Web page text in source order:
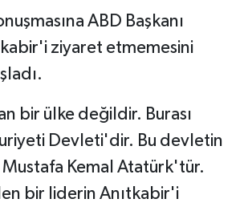
ABD Başkanı
ziyaret etmemesini
bir ülke değildir. Burası
Devleti'dir. Bu devletin
Mustafa Kemal Atatürk'tür.
bir liderin Anıtkabir'i